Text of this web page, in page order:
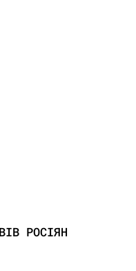
РОСІЯН